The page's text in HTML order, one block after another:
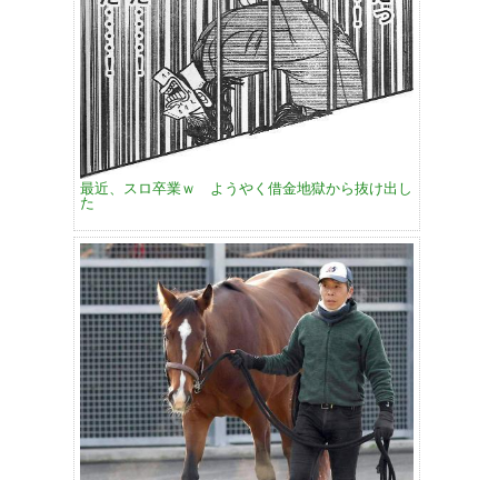
最近、スロ卒業ｗ ようやく借金地獄から抜け出し
た